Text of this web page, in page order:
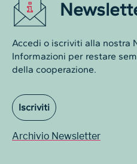
Accedi o iscriviti alla nostra
Informazioni per restare
della cooperazione.
Iscriviti
Archivio Newsletter